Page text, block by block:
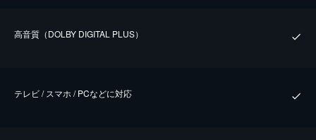
⾼⾳質（DOLBY DIGITAL PLUS）
テレビ / スマホ / PCなどに対応